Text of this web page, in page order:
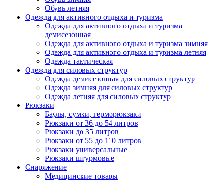
Обувь летняя
Одежда для активного отдыха и туризма
Одежда для активного отдыха и туризма
демисезонная
Одежда для активного отдыха и туризма зимняя
Одежда для активного отдыха и туризма летняя
Одежда тактическая
Одежда для силовых структур
Одежда демисезонная для силовых структур
Одежда зимняя для силовых структур
Одежда летняя для силовых структур
Рюкзаки
Баулы, сумки, герморюкзаки
Рюкзаки от 36 до 54 литров
Рюкзаки до 35 литров
Рюкзаки от 55 до 110 литров
Рюкзаки универсальные
Рюкзаки штурмовые
Снаряжение
Медицинские товары